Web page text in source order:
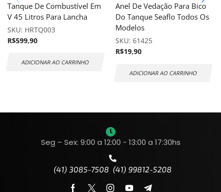
Tanque De Combustível Em
V 45 Litros Para Lancha
SKU: HRTQ003
R$599,90
ADICIONAR AO CARRINHO
Anel De Vedação Para Bico
Do Tanque Seaflo Todos Os
Modelos
SKU: 61425
R$19,90
ADICIONAR AO CARRINHO
Seg – Sex: 9:00 a 12:00 - 13:00 a 17:30hs
(41) 3085-7508 (41) 99812-5208